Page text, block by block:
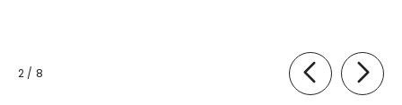
2 / van
8